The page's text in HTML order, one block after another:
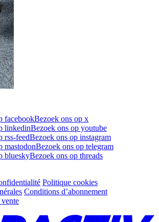
facebookBezoek ons op x
linkedinBezoek ons op youtube
rss-feedBezoek ons op instagram
mastodonBezoek ons op telegram
blueskyBezoek ons op threads
Politique cookies
Conditions d’abonnement